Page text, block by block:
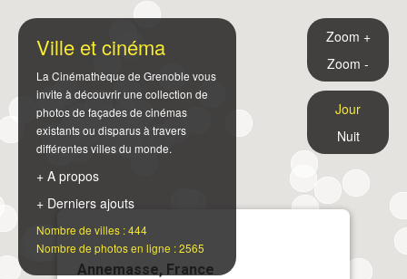
Annemasse, France
Ville et cinéma
La Cinémathèque de Grenoble vous
invite à découvrir une collection de
photos de façades de cinémas
existants ou disparus à travers
différentes villes du monde.
+ A propos
+ Derniers ajouts
Nombre de villes : 444
Nombre de photos en ligne : 2565
Zoom +
Zoom -
Jour
Nuit